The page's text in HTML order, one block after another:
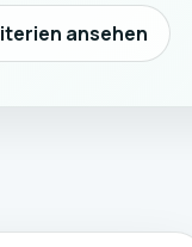
ansehen